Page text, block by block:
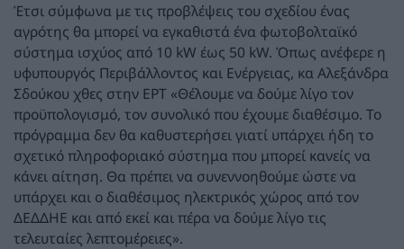
Έτσι σύμφωνα με τις προβλέψεις του σχεδίου ένας
αγρότης θα μπορεί να εγκαθιστά ένα φωτοβολταϊκό
σύστημα ισχύος από 10 kW έως 50 kW. Όπως ανέφερε η
υφυπουργός Περιβάλλοντος και Ενέργειας, κα Αλεξάνδρα
Σδούκου χθες στην ΕΡΤ «Θέλουμε να δούμε λίγο τον
προϋπολογισμό, τον συνολικό που έχουμε διαθέσιμο. Το
πρόγραμμα δεν θα καθυστερήσει γιατί υπάρχει ήδη το
σχετικό πληροφοριακό σύστημα που μπορεί κανείς να
κάνει αίτηση. Θα πρέπει να συνεννοηθούμε ώστε να
υπάρχει και ο διαθέσιμος ηλεκτρικός χώρος από τον
ΔΕΔΔΗΕ και από εκεί και πέρα να δούμε λίγο τις
τελευταίες λεπτομέρειες».